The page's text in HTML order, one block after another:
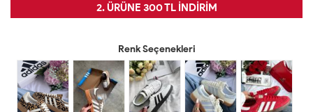
2. ÜRÜNE 300 TL İNDİRİM
Renk Seçenekleri